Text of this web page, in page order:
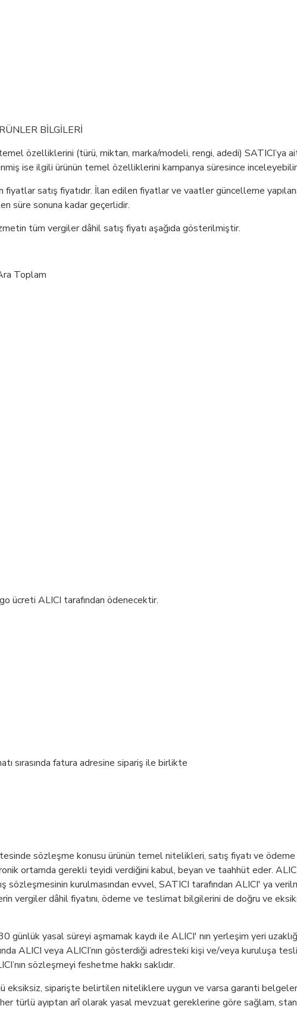
BİLGİLERİ
özelliklerini (türü, miktarı, marka/modeli, rengi, adedi) SATICI’ya
ise ilgili ürünün temel özelliklerini kampanya süresince
satış fiyatıdır. İlan edilen fiyatlar ve vaatler güncelleme
süre sonuna kadar geçerlidir.
tüm vergiler dâhil satış fiyatı aşağıda gösterilmiştir.
Toplam
ücreti ALICI tarafından ödenecektir.
sırasında fatura adresine sipariş ile birlikte
sözleşme konusu ürünün temel nitelikleri, satış fiyatı ve
ortamda gerekli teyidi verdiğini kabul, beyan ve taahhüt eder.
kurulmasından evvel, SATICI tarafından ALICI' ya
vergiler dâhil fiyatını, ödeme ve teslimat bilgilerini de doğru ve
günlük yasal süreyi aşmamak kaydı ile ALICI' nın yerleşim yeri
ALICI veya ALICI’nın gösterdiği adresteki kişi ve/veya kuruluşa
sözleşmeyi feshetme hakkı saklıdır.
eksiksiz, siparişte belirtilen niteliklere uygun ve varsa garanti
türlü ayıptan arî olarak yasal mevzuat gereklerine göre sağlam,